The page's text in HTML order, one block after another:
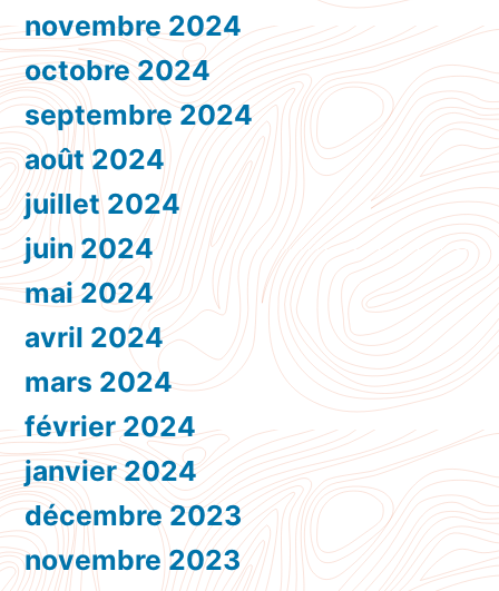
novembre 2024
octobre 2024
septembre 2024
août 2024
juillet 2024
juin 2024
mai 2024
avril 2024
mars 2024
février 2024
janvier 2024
décembre 2023
novembre 2023